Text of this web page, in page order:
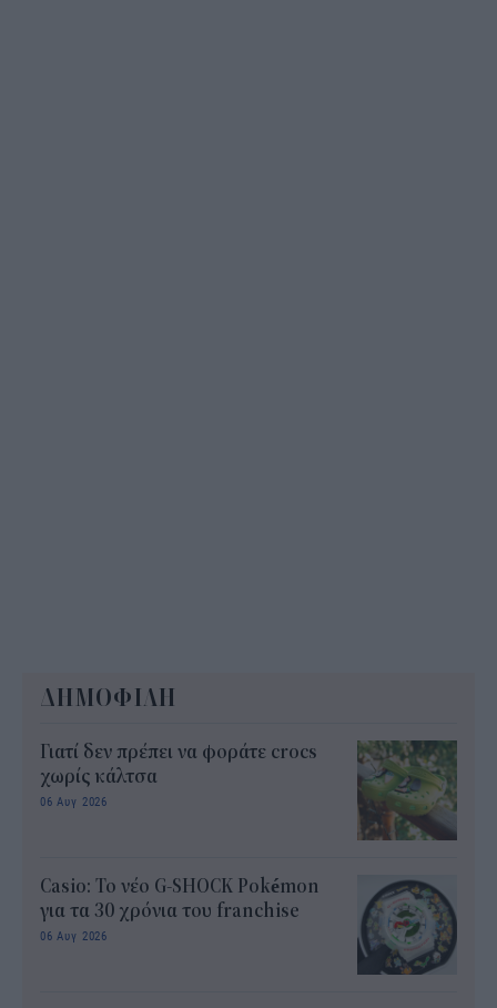
ΔΗΜΟΦΙΛΗ
Γιατί δεν πρέπει να φοράτε crocs
χωρίς κάλτσα
06 Αυγ 2026
Casio: Το νέο G-SHOCK Pokémon
για τα 30 χρόνια του franchise
06 Αυγ 2026